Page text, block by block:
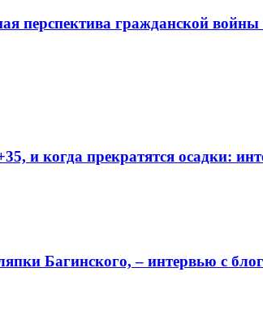
перспектива гражданской
и когда прекратятся осадки:
Багинского, – интервью с